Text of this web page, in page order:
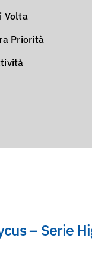
Volta
Priorità
– Serie